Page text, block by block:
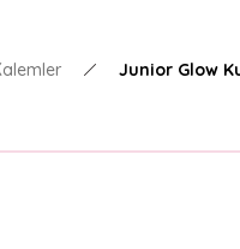
Junior Glow